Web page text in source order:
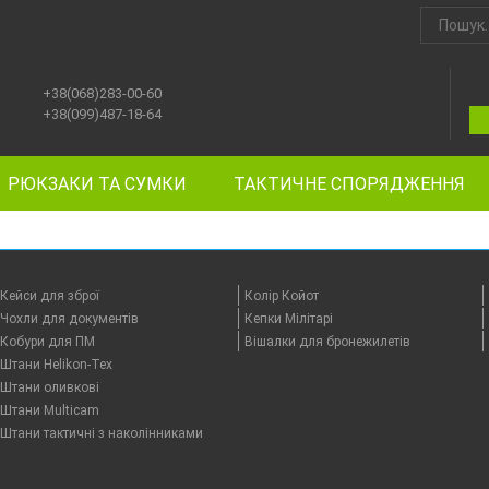
+38(068)283-00-60
+38(099)487-18-64
РЮКЗАКИ ТА СУМКИ ТАКТИЧНЕ СПОРЯДЖЕННЯ
Кейси для зброї
Чохли для документів
Кобури для ПМ
Штани Helikon-Tex
Штани оливкові
Штани Multicam
Штани тактичні з наколінниками
Колір Койот
Кепки Мілітарі
Вішалки для бронежилетів